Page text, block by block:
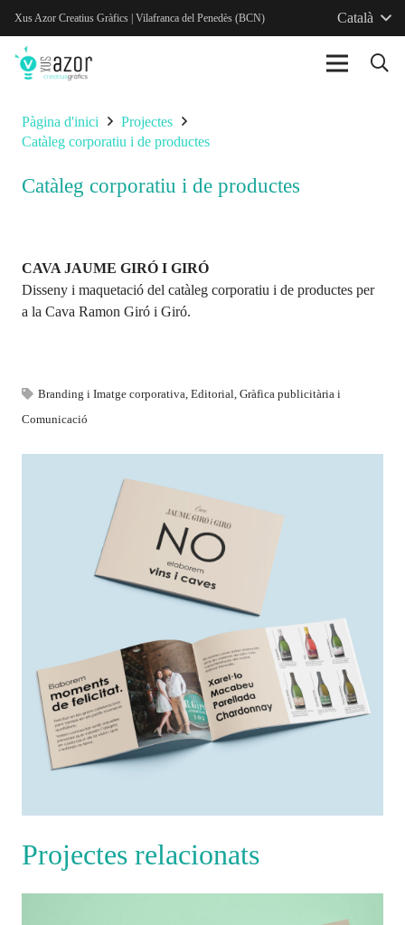
Xus Azor Creatius Gràfics | Vilafranca del Penedès (BCN) Català
Pàgina d'inici
Projectes
Catàleg corporatiu i de productes
Catàleg corporatiu i de productes
CAVA JAUME GIRÓ I GIRÓ
Disseny i maquetació del catàleg corporatiu i de productes per
a la Cava Ramon Giró i Giró.
Branding i Imatge corporativa,Editorial,Gràfica publicitària i
Comunicació
Projectes relacionats